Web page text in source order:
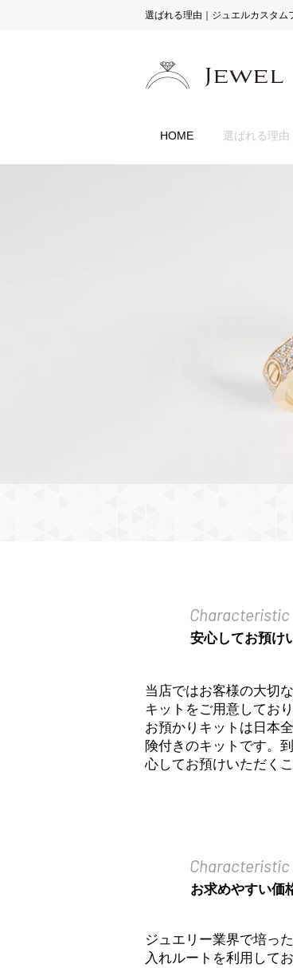
HOME 選ばれる理由
選ばれる理由｜ジュエルカスタム
Characteristic
安心してお預け
当店ではお客様の大切
キットをご用意しており
お預かりキットは日本
険付きのキットです。
心してお預けいただく
Characteristic
お求めやすい価
ジュエリー業界で培っ
入れルートを利用して